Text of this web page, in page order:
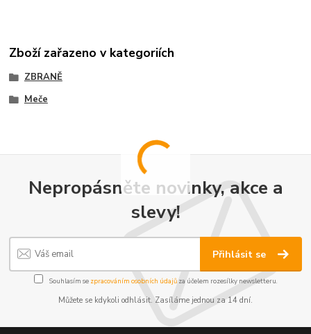
Zboží zařazeno v kategoriích
ZBRANĚ
Meče
Nepropásněte novinky, akce a
slevy!
Přihlásit se
Souhlasím se zpracováním osobních údajůza účelem rozesílky newsletteru.
Můžete se kdykoli odhlásit. Zasíláme jednou za 14 dní.